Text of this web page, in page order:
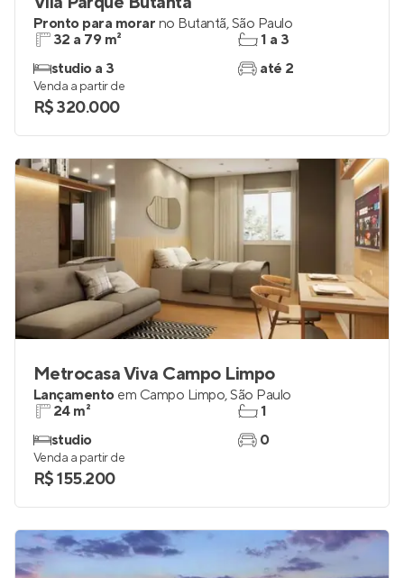
Pronto para morar no Butantã,São Paulo
32 a 79 m²
studio a 3
1 a 3
até 2
Venda a partir de
R$ 320.000
Metrocasa Viva Campo Limpo
Lançamento em Campo Limpo,São Paulo
24 m²
studio
1
0
Venda a partir de
R$ 155.200